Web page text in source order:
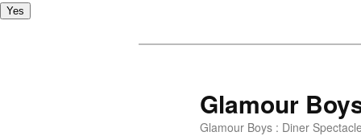
Yes
Glamour
Glamour Boys : Diner